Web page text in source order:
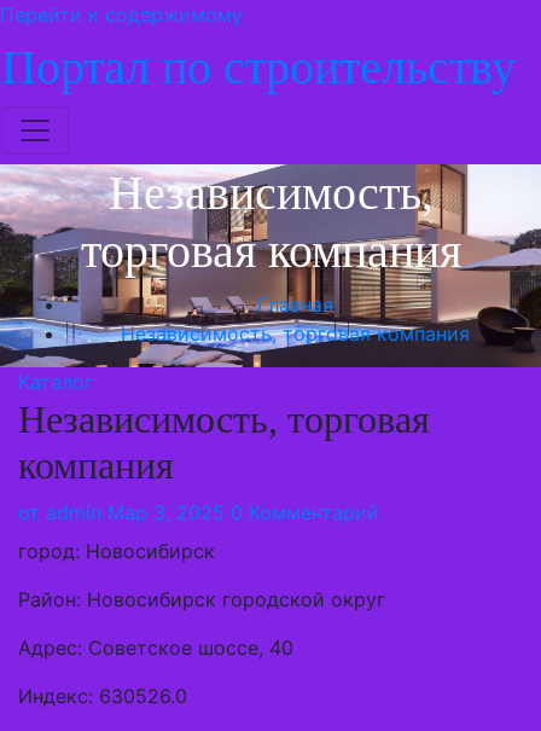
Перейти к содержимому
Портал по строительству
Независимость,
торговая компания
Главная
Независимость, торговая компания
Каталог
Независимость, торговая
компания
от admin Мар 3, 2025 0 Комментарий
город: Новосибирск
Район: Новосибирск городской округ
Адрес: Советское шоссе, 40
Индекс: 630526.0